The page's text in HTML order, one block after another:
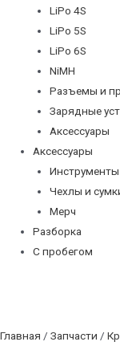
LiPo 4S
LiPo 5S
LiPo 6S
NiMH
Разъемы и
Зарядные
Аксессуары
Аксессуары
Инструменты
Чехлы и
Мерч
Разборка
С пробегом
Главная / Запчасти /